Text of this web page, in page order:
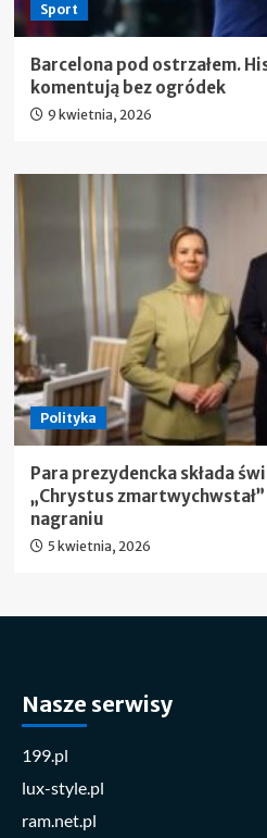
Sport
Barcelona pod ostrzałem.
komentują bez ogródek
9 kwietnia, 2026
Polityka
Para prezydencka składa
„Chrystus
nagraniu
5 kwietnia, 2026
Nasze serwisy
199.pl
lux-style.pl
ram.net.pl